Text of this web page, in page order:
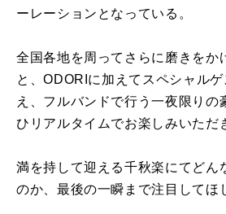
ーレーションとなっている。
全国各地を周ってさらに磨きをか
と、ODORIに加えてスペシャル
え、フルバンドで行う一夜限りの
ひリアルタイムでお楽しみいただ
満を持して迎える千秋楽にてどん
のか、最後の一瞬まで注目してほ